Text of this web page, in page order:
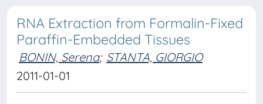
RNA Extraction from Formalin-Fixed
Paraffin-Embedded Tissues
BONIN, Serena; STANTA, GIORGIO
2011-01-01